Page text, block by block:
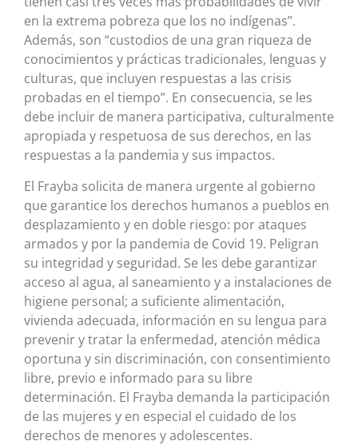
en la extrema pobreza que los no indígenas”.
Además, son “custodios de una gran riqueza de
conocimientos y prácticas tradicionales, lenguas y
culturas, que incluyen respuestas a las crisis
probadas en el tiempo”. En consecuencia, se les
debe incluir de manera participativa, culturalmente
apropiada y respetuosa de sus derechos, en las
respuestas a la pandemia y sus impactos.
El Frayba solicita de manera urgente al gobierno
que garantice los derechos humanos a pueblos en
desplazamiento y en doble riesgo: por ataques
armados y por la pandemia de Covid 19. Peligran
su integridad y seguridad. Se les debe garantizar
acceso al agua, al saneamiento y a instalaciones de
higiene personal; a suficiente alimentación,
vivienda adecuada, información en su lengua para
prevenir y tratar la enfermedad, atención médica
oportuna y sin discriminación, con consentimiento
libre, previo e informado para su libre
determinación. El Frayba demanda la participación
de las mujeres y en especial el cuidado de los
derechos de menores y adolescentes.